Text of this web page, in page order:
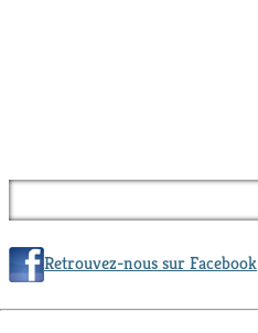
Retrouvez-nous sur Facebook